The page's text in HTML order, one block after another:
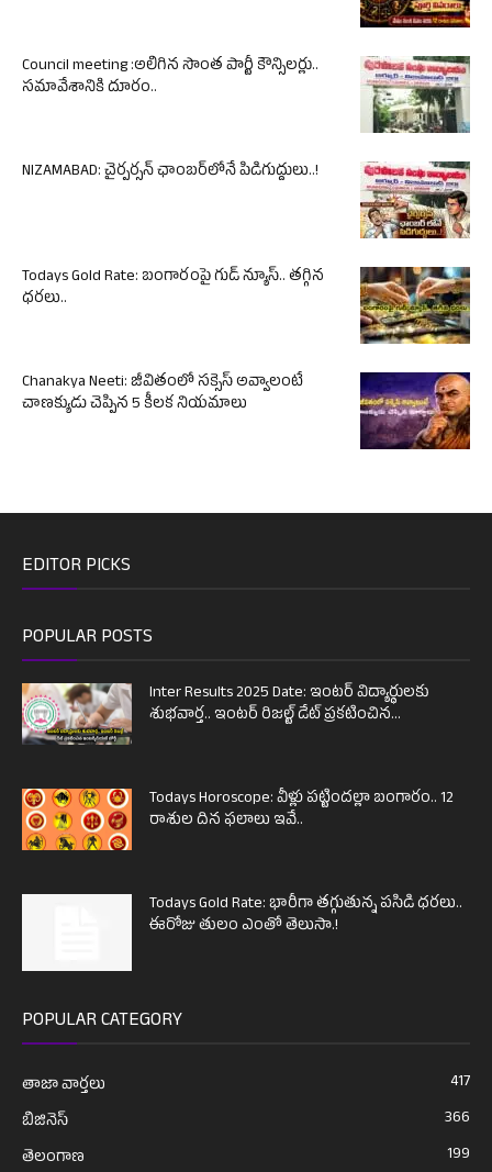
Council meeting :అలిగిన సొంత పార్టీ కౌన్సిలర్లు..
సమావేశానికి దూరం..
NIZAMABAD: చైర్పర్సన్ ఛాంబర్‌లోనే పిడిగుద్దులు..!
Todays Gold Rate: బంగారంపై గుడ్ న్యూస్.. తగ్గిన
ధరలు..
Chanakya Neeti: జీవితంలో సక్సెస్ అవ్వాలంటే
చాణక్యుడు చెప్పిన 5 కీలక నియమాలు
EDITOR PICKS
POPULAR POSTS
Inter Results 2025 Date: ఇంటర్ విద్యార్థులకు
శుభవార్త.. ఇంటర్ రిజల్ట్ డేట్ ప్రకటించిన...
Todays Horoscope: వీళ్లు పట్టిందల్లా బంగారం.. 12
రాశుల దిన ఫలాలు ఇవే..
Todays Gold Rate: భారీగా తగ్గుతున్న పసిడి ధరలు..
ఈరోజు తులం ఎంతో తెలుసా.!
POPULAR CATEGORY
తాజా వార్తలు
417
బిజినెస్
366
తెలంగాణ
199